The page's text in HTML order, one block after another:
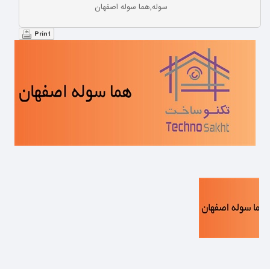
سوله,هما سوله اصفهان
Print